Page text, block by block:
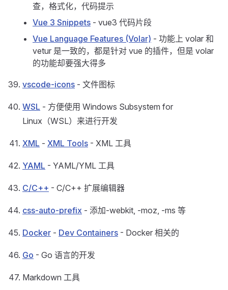
查，格式化，代码提示
Vue 3 Snippets - vue3 代码片段
Vue Language Features (Volar) - 功能上 volar 和
vetur 是一致的，都是针对 vue 的插件，但是 volar
的功能却要强大得多
vscode-icons - 文件图标
WSL - 方便使用 Windows Subsystem for
Linux（WSL）来进行开发
XML - XML Tools - XML 工具
YAML - YAML/YML 工具
C/C++ - C/C++ 扩展编辑器
css-auto-prefix - 添加-webkit, -moz, -ms 等
Docker - Dev Containers - Docker 相关的
Go - Go 语言的开发
Markdown 工具